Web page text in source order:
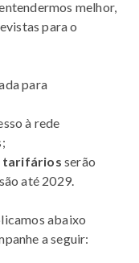
melhor,
para o
para
à rede
tarifários serão
até 2029.
abaixo
a seguir: